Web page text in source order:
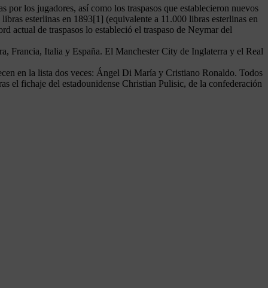
por los jugadores, así como los traspasos que establecieron nuevos
esterlinas en 1893[1] (equivalente a 11.000 libras esterlinas en
actual de traspasos lo estableció el traspaso de Neymar del
Francia, Italia y España. El Manchester City de Inglaterra y el Real
en la lista dos veces: Ángel Di María y Cristiano Ronaldo. Todos
fichaje del estadounidense Christian Pulisic, de la confederación